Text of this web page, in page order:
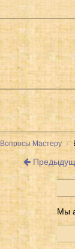
Вопросы Мастеру
Мы